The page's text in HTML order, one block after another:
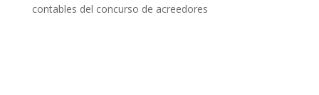
contables del concurso de acreedores